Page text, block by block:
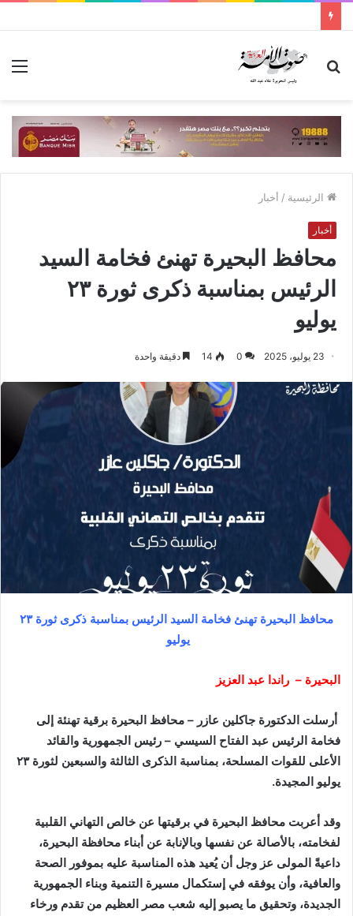
بحث
الرئيسية / أخبار
أخبار
محافظ البحيرة تهنئ فخامة السيد
الرئيس بمناسبة ذكرى ثورة ٢٣
يوليو
23 يوليو، 2025 0
14 دقيقة واحدة
محافظ البحيرة تهنئ فخامة السيد الرئيس بمناسبة ذكرى ثورة ٢٣
يوليو
البحيرة – راندا عبد العزيز
أرسلت الدكتورة جاكلين عازر – محافظ البحيرة برقية تهنئة إلى
فخامة الرئيس عبد الفتاح السيسي – رئيس الجمهورية والقائد
الأعلى للقوات المسلحة، بمناسبة الذكرى الثالثة والسبعين لثورة ٢٣
يوليو المجيدة.
وقد أعربت محافظ البحيرة في برقيتها عن خالص التهاني القلبية
لفخامته، بالأصالة عن نفسها وبالإنابة عن أبناء محافظة البحيرة،
داعيةً المولى عز وجل أن يُعيد هذه المناسبة عليه بموفور الصحة
والعافية، وأن يوفقه في إستكمال مسيرة التنمية وبناء الجمهورية
الجديدة، وتحقيق ما يصبو إليه شعب مصر العظيم من تقدم ورخاء